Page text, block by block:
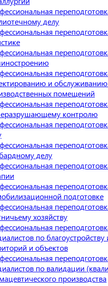
делу
и
помещений
контролю
делу
подготовке
хозяйству
по
и объектов
по валидации
производства